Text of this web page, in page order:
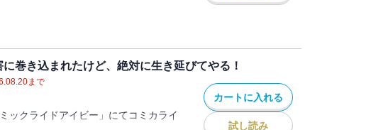
視点）
視点）
点）
点）
多数）
視点）
ーナ視点）
初の外伝・短編集です。
きないクリスたちお話や、ファンタジ
ステリなど、中編エピソードを中心に
た運命の女神はレベル１でスキルゼ
ラの子猫一匹だけ！
生き残りをかけた「ヒロイン」の奮闘
き込まれたけど、絶対に生き延びてやる！
まで
ックライドアイビー」にてコミカライ
カートに入れる
試し読み